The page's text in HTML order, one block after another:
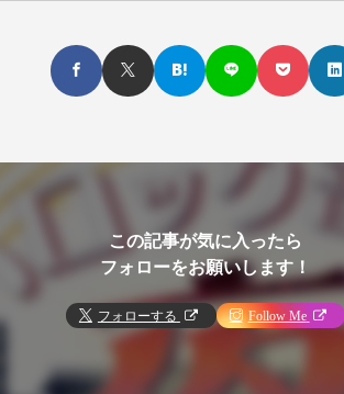
この記事が気に入ったら
フォローをお願いします！
フォローする Follow Me